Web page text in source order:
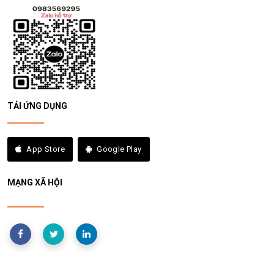
TẢI ỨNG DỤNG
App Store Google Play
MẠNG XÃ HỘI